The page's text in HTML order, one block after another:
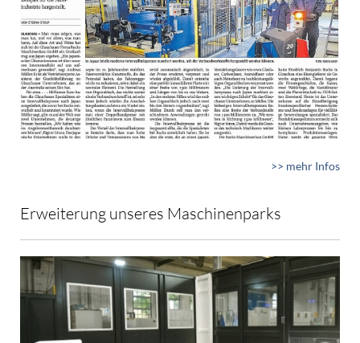
>> mehr Infos
Erweiterung unseres Maschinenparks